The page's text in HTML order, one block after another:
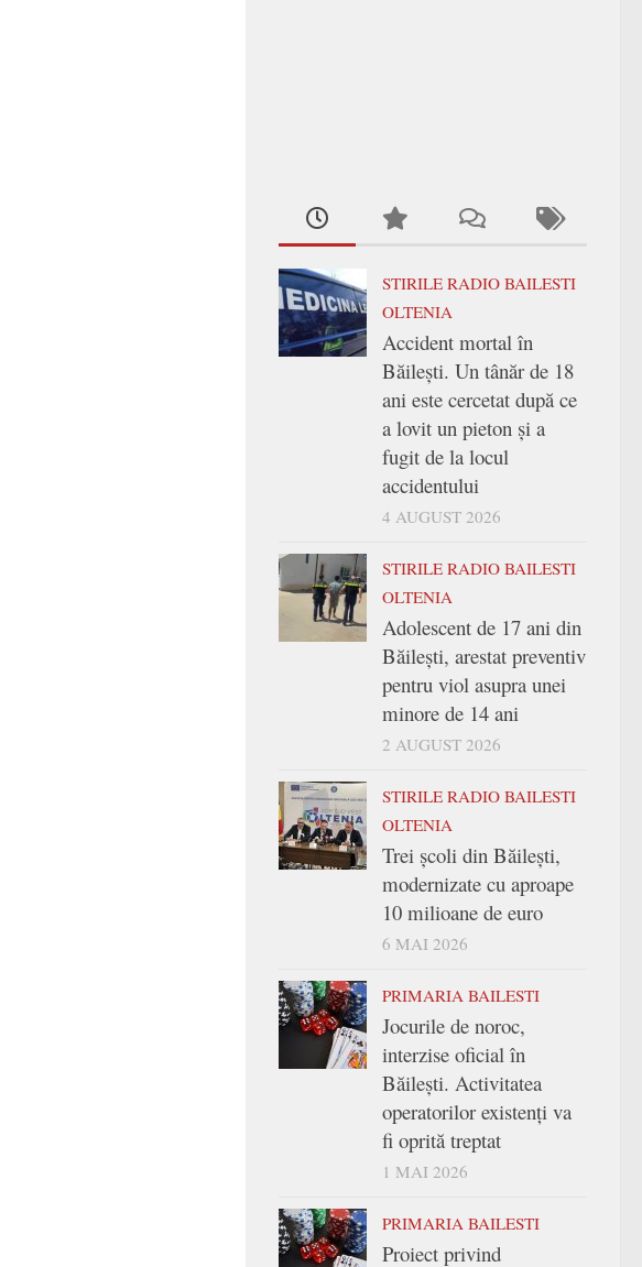
STIRILE RADIO BAILESTI
OLTENIA
Accident mortal în
Băilești. Un tânăr de 18
ani este cercetat după ce
a lovit un pieton și a
fugit de la locul
accidentului
4 AUGUST 2026
STIRILE RADIO BAILESTI
OLTENIA
Adolescent de 17 ani din
Băilești, arestat preventiv
pentru viol asupra unei
minore de 14 ani
2 AUGUST 2026
STIRILE RADIO BAILESTI
OLTENIA
Trei şcoli din Băileşti,
modernizate cu aproape
10 milioane de euro
6 MAI 2026
PRIMARIA BAILESTI
Jocurile de noroc,
interzise oficial în
Băilești. Activitatea
operatorilor existenți va
fi oprită treptat
1 MAI 2026
PRIMARIA BAILESTI
Proiect privind